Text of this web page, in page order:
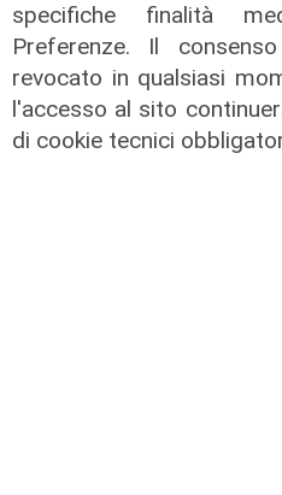
specifiche finalità
Preferenze. Il
revocato in qualsiasi
l'accesso al sito
di cookie tecnici